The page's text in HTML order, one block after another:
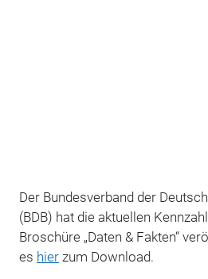
Der Bundesverband der
(BDB) hat die aktuellen
Broschüre „Daten & Fakten“
es hierzum Download.